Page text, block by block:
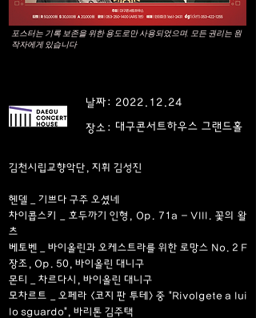
포스터는 기록 보존을 위한 용도로만 사용되었으며, 모든 권리는 원
작자에게 있습니다
날짜: 2022.12.24
장소: 대구콘서트하우스 그랜드홀
김천시립교향악단, 지휘 김성진
헨델 _ 기쁘다 구주 오셨네
차이콥스키 _ 호두까기 인형, Op. 71a - VIII. 꽃의 왈
츠
베토벤 _ 바이올린과 오케스트라를 위한 로망스 No. 2 F
장조, Op. 50, 바이올린 대니구
몬티 _ 차르다시, 바이올린 대니구
모차르트 _ 오페라 <코지 판 투테> 중 "Rivolgete a lui
lo sguardo", 바리톤 김주택